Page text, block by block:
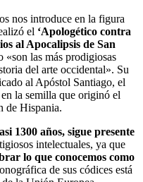
nos introduce en la figura
el ‘Apologético contra
al Apocalipsis de San
«son las más prodigiosas
del arte occidental». Su
al Apóstol Santiago, el
la semilla que originó el
de Hispania.
1300 años, sigue presente
intelectuales, ya que
lo que conocemos como
de sus códices está